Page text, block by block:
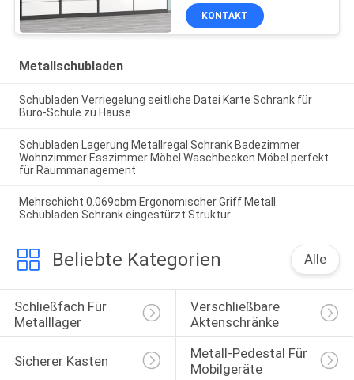
KONTAKT
Metallschubladen
Schubladen Verriegelung seitliche Datei Karte Schrank für
Büro-Schule zu Hause
Schubladen Lagerung Metallregal Schrank Badezimmer
Wohnzimmer Esszimmer Möbel Waschbecken Möbel perfekt
für Raummanagement
Mehrschicht 0.069cbm Ergonomischer Griff Metall
Schubladen Schrank eingestürzt Struktur
Beliebte Kategorien Alle
Schließfach Für
Metalllager
Verschließbare
Aktenschränke
Sicherer Kasten
Metall-Pedestal Für
Mobilgeräte